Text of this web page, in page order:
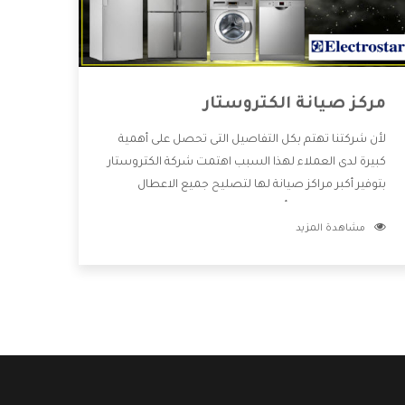
مركز صيانة الكتروستار
لأن شركتنا تهتم بكل التفاصيل التى تحصل على أهمية
كبيرة لدى العملاء لهذا السبب اهتمت شركة الكتروستار
بتوفير أكبر مراكز صيانة لها لتصليح جميع الاعطال
فنحن نقدم الافضل لكى نحافظ على مكانتنا وعلى
مشاهدة المزيد